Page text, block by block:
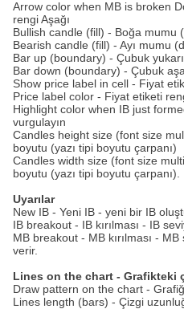
Arrow color when MB is broken
rengi Aşağı
Bullish candle (fill) - Boğa mumu
Bearish candle (fill) - Ayı mumu
Bar up (boundary) - Çubuk yukarı
Bar down (boundary) - Çubuk
Show price label in cell - Fiyat
Price label color - Fiyat etiketi
Highlight color when IB just
vurgulayın
Candles height size (font size
boyutu (yazı tipi boyutu çarpanı)
Candles width size (font size
boyutu (yazı tipi boyutu çarpanı).
Uyarılar
New IB - Yeni IB - yeni bir IB
IB breakout - IB kırılması - IB
MB breakout - MB kırılması -
verir.
Lines on the chart - Grafikteki
Draw pattern on the chart -
Lines length (bars) - Çizgi